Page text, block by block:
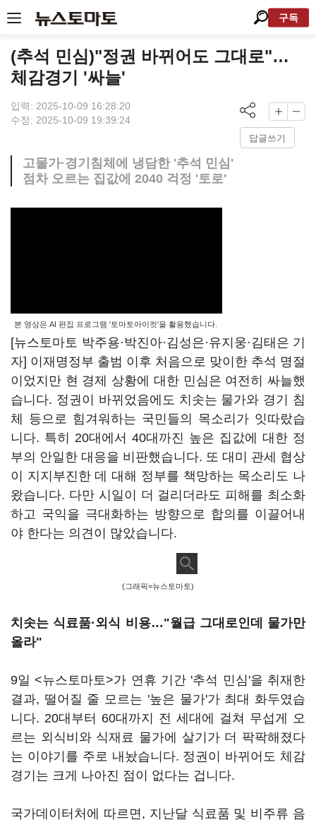
구독
(추석 민심)"정권 바뀌어도 그대로"…
체감경기 '싸늘'
입력: 2025-10-09 16:28:20
수정: 2025-10-09 19:39:24
답글쓰기
고물가·경기침체에 냉담한 '추석 민심'
점차 오르는 집값에 2040 걱정 '토로'
본 영상은 AI 편집 프로그램 '토마토아이컷'을 활용했습니다.
[뉴스토마토 박주용·박진아·김성은·유지웅·김태은 기
자] 이재명정부 출범 이후 처음으로 맞이한 추석 명절
이었지만 현 경제 상황에 대한 민심은 여전히 싸늘했
습니다. 정권이 바뀌었음에도 치솟는 물가와 경기 침
체 등으로 힘겨워하는 국민들의 목소리가 잇따랐습
니다. 특히 20대에서 40대까진 높은 집값에 대한 정
부의 안일한 대응을 비판했습니다. 또 대미 관세 협상
이 지지부진한 데 대해 정부를 책망하는 목소리도 나
왔습니다. 다만 시일이 더 걸리더라도 피해를 최소화
하고 국익을 극대화하는 방향으로 합의를 이끌어내
야 한다는 의견이 많았습니다.
(그래픽=뉴스토마토)
치솟는 식료품·외식 비용…"월급 그대로인데 물가만
올라"
9일 <뉴스토마토>가 연휴 기간 '추석 민심'을 취재한
결과, 떨어질 줄 모르는 '높은 물가'가 최대 화두였습
니다. 20대부터 60대까지 전 세대에 걸쳐 무섭게 오
르는 외식비와 식재료 물가에 살기가 더 팍팍해졌다
는 이야기를 주로 내놨습니다. 정권이 바뀌어도 체감
경기는 크게 나아진 점이 없다는 겁니다.
국가데이터처에 따르면, 지난달 식료품 및 비주류 음